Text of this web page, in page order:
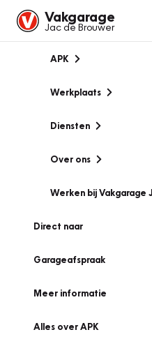
Vakgarage
Jac de Brouwer
APK
Werkplaats
Diensten
Over ons
Werken bij Vakgarage
Direct naar
Garageafspraak
Meer informatie
Alles over APK